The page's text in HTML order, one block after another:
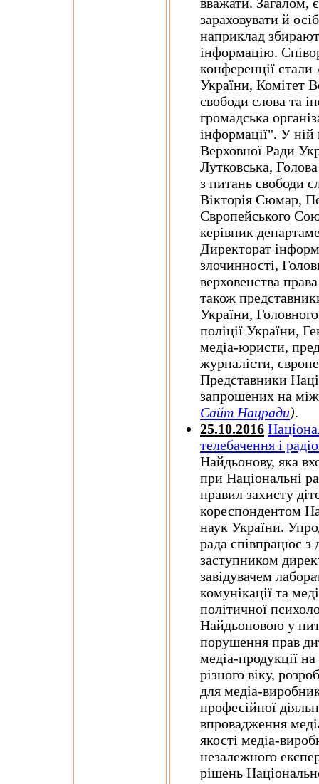
зараховувати й
наприклад
інформацію.
конференції стали
України, Комітет
свободи слова та
громадська
інформації". У
Верховної Ради
Лутковська,
з питань свободи
Вікторія Сюмар,
Європейського
керівник
Директорат
злочинності,
верховенства
також
України,
поліції України,
медіа-юристи,
журналісти,
Представники
запрошених на
Сайт Нацради).
25.10.2016
телебачення і
Найдьонову, яка
при Національні
правил захисту
кореспондентом
наук України.
рада співпрацює з
заступником
завідувачем
комунікації та
політичної
Найдьоновою у
порушення прав
медіа-продукції
різного віку,
для медіа-
професійної
впровадження
якості медіа-
незалежного
рішень